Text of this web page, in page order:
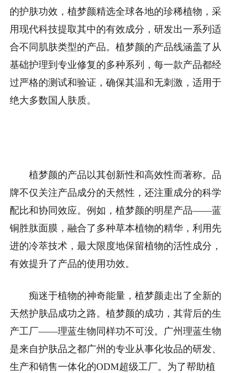
的护肤功效，植梦颜精选全球各地的珍稀植物，采
用现代科技提取其中的有效成分，研发出一系列适
合不同肌肤类型的产品。植梦颜的产品线涵盖了从
基础护理到专业修复的多种系列，每一款产品都经
过严格的测试和验证，确保其温和无刺激，适用于
绝大多数国人肤质。
植梦颜的产品以其创新性和高效性而著称。品
牌不仅关注产品成分的天然性，还注重成分的科学
配比和协同效应。例如，植梦颜的明星产品——蓝
铜胜肽面膜，融合了多种草本植物的精华，利用先
进的冷萃技术，最大限度地保留植物的活性成分，
有效提升了产品的使用功效。
痴迷于植物的神奇能量，植梦颜走出了全新的
天然护肤品成功之路。植梦颜的成功，其背后的生
产工厂——理蓝生物同样功不可没。广州理蓝生物
是来自护肤品之都广州的专业从事化妆品的研发、
生产和销售一体化的ODM超级工厂。为了帮助植